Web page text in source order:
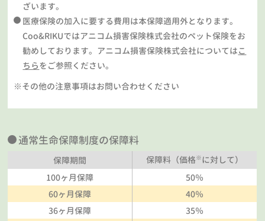
ざいます。
医療保険の加入に要する費用は本保障適用外となります。
Coo&RIKUではアニコム損害保険株式会社のペット保険をお
勧めしております。アニコム損害保険株式会社についてはこ
ちらをご参照ください。
※その他の注意事項はお問い合わせください
通常生命保障制度の保障料
保障期間 保障料（価格※に対して）
100ヶ月保障
50％
60ヶ月保障
40％
36ヶ月保障
35％